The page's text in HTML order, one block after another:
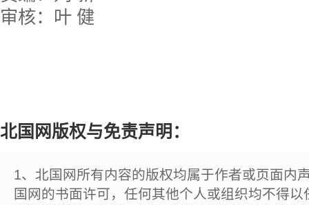
审核：叶 健
北国网版权与免责声明：
1、北国网所有内容的版权均属于作者或页面内
国网的书面许可，任何其他个人或组织均不得